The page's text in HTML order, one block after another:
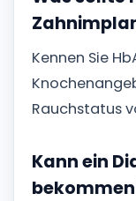
Kennen Sie
Rauchstatus
Kann ein